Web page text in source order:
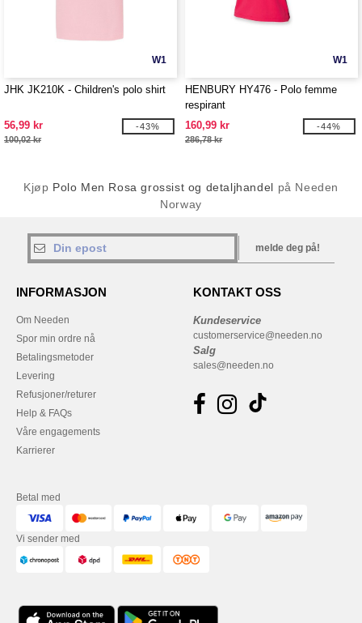
W1
JHK JK210K - Children's polo shirt
56,99 kr
100,02 kr
-43%
W1
HENBURY HY476 - Polo femme
respirant
160,99 kr
286,78 kr
-44%
Kjøp Polo Men Rosa grossist og detaljhandel på Needen
Norway
melde deg på!
INFORMASJON
Om Needen
Spor min ordre nå
Betalingsmetoder
Levering
Refusjoner/returer
Help & FAQs
Våre engagements
Karrierer
KONTAKT OSS
Kundeservice
customerservice@needen.no
Salg
sales@needen.no
Betal med
Vi sender med